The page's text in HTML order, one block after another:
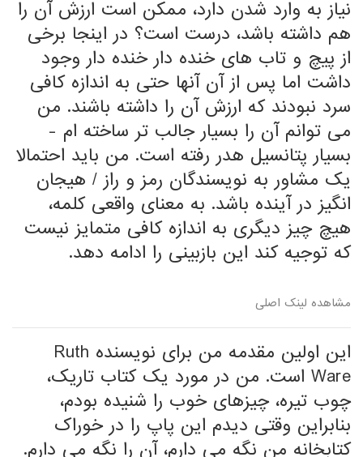
نیاز به وارد شدن دارد، ممکن است ارزش آن را
هم داشته باشد، درست است؟ در اینجا برخی
از پیچ و تاب های خنده دار خنده دار وجود
داشت اما پس از آن آنها حتی به اندازه کافی
سرد نبودند که ارزش آن را داشته باشند. من
می توانم آن را بسیار جالب تر ساخته ام -
بسیار پتانسیل هدر رفته است. من باید احتمالا
یک مشاور به نویسندگان رمز و راز / هیجان
انگیز در آینده باشد. به معنای واقعی کلمه،
هیچ چیز دیگری به اندازه کافی متمایز نیست
که توجیه کند این بازبینی را ادامه دهد.
مشاهده لینک اصلی
این اولین مقدمه من برای نویسنده Ruth
Ware است. من در مورد یک کتاب تاریک،
چوب تیره، چیزهای خوب را شنیده بودم،
بنابراین وقتی دیدم این پاپ را در خوراک
کتابخانه من نگه می دارم، آن را نگه می دارم.